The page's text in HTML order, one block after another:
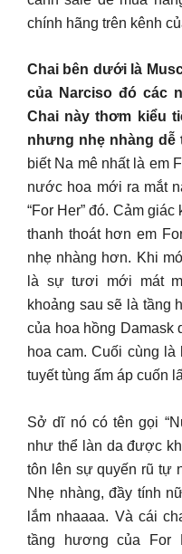
chính hãng trên kênh
Chai bên dưới là
của Narciso đó các
Chai này thơm kiểu
nhưng nhẹ nhàng dễ
biết Na mê nhất là em
nước hoa mới ra mắt
“For Her” đó. Cảm
thanh thoát hơn em
nhẹ nhàng hơn. Khi
là sự tươi mới mát
khoảng sau sẽ là tầng
của hoa hồng
hoa cam. Cuối cùng
tuyết tùng ấm áp cuốn
Sở dĩ nó có tên gọi
như thể làn da được
tôn lên sự quyến rũ tự
Nhẹ nhàng, đầy tính
lắm nhaaaa. Và cái
tầng hương của For